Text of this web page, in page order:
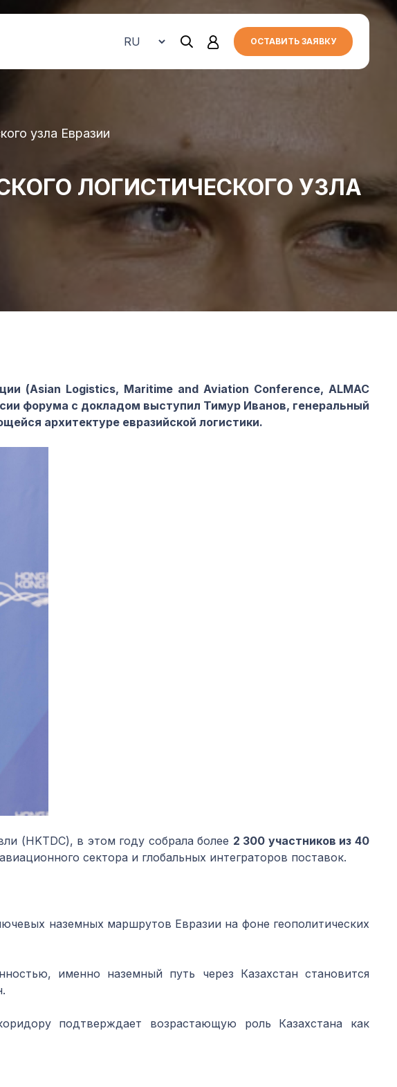
ОСТАВИТЬ ЗАЯВКУ
узла Евразии
ЛОГИСТИЧЕСКОГО УЗЛА
(Asian Logistics, Maritime and Aviation Conference, ALMAC
форума с докладом выступил Тимур Иванов, генеральный
архитектуре евразийской логистики.
(HKTDC), в этом году собрала более 2 300 участников из 40
сектора и глобальных интеграторов поставок.
наземных маршрутов Евразии на фоне геополитических
именно наземный путь через Казахстан становится
подтверждает возрастающую роль Казахстана как